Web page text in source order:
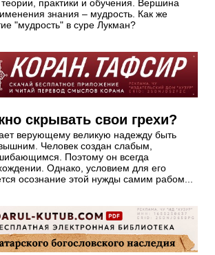
практики и обучения. Вершина
знания – мудрость. Как же
"мудрость" в суре Лукман?
скрывать свои грехи?
верующему великую надежду быть
Человек создан слабым,
Поэтому он всегда
Однако, условием для его
осознание этой нужды самим рабом...